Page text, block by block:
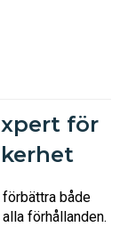
för
förbättra både
förhållanden.